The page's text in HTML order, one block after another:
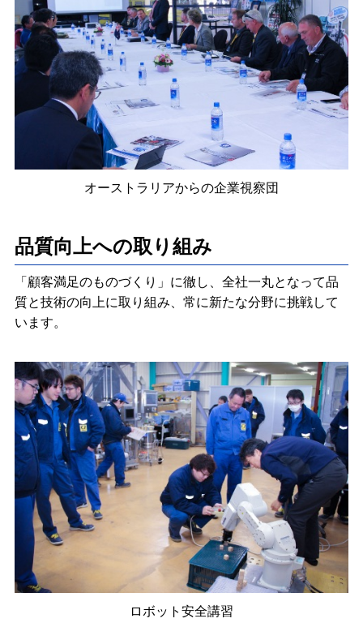
オーストラリアからの企業視察団
品質向上への取り組み
「顧客満足のものづくり」に徹し、全社一丸となって品
質と技術の向上に取り組み、常に新たな分野に挑戦して
います。
ロボット安全講習